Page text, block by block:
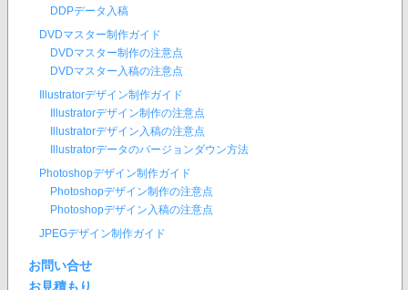
DDPデータ入稿
DVDマスター制作ガイド
DVDマスター制作の注意点
DVDマスター入稿の注意点
Illustratorデザイン制作ガイド
Illustratorデザイン制作の注意点
Illustratorデザイン入稿の注意点
Illustratorデータのバージョンダウン方法
Photoshopデザイン制作ガイド
Photoshopデザイン制作の注意点
Photoshopデザイン入稿の注意点
JPEGデザイン制作ガイド
お問い合せ
お見積もり